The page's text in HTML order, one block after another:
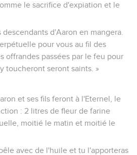
le sacrifice d'expiation et le
d'Aaron en mangera.
pour vous au fil des
offrandes passées par le feu pour
toucheront seront saints. »
et ses fils feront à l'Eternel, le
: 2 litres de fleur de farine
moitié le matin et moitié le
avec de l'huile et tu l'apporteras